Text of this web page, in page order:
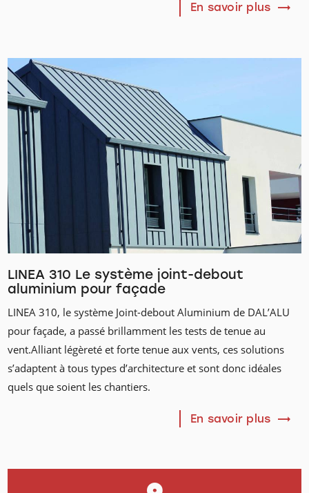
En savoir plus
LINEA 310 Le système joint-debout
aluminium pour façade
LINEA 310, le système Joint-debout Aluminium de DAL’ALU
pour façade, a passé brillamment les tests de tenue au
vent.Alliant légèreté et forte tenue aux vents, ces solutions
s’adaptent à tous types d’architecture et sont donc idéales
quels que soient les chantiers.
En savoir plus